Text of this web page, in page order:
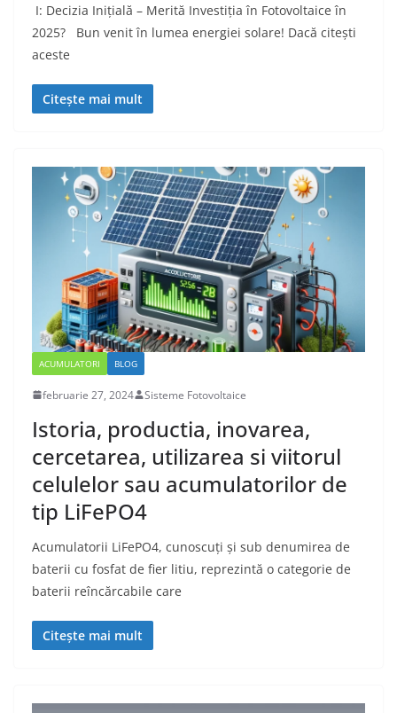
I: Decizia Inițială – Merită Investiția în Fotovoltaice în
2025? Bun venit în lumea energiei solare! Dacă citești
aceste
Citește mai mult
ACUMULATORI BLOG
februarie 27, 2024 Sisteme Fotovoltaice
Istoria, productia, inovarea,
cercetarea, utilizarea si viitorul
celulelor sau acumulatorilor de
tip LiFePO4
Acumulatorii LiFePO4, cunoscuți și sub denumirea de
baterii cu fosfat de fier litiu, reprezintă o categorie de
baterii reîncărcabile care
Citește mai mult